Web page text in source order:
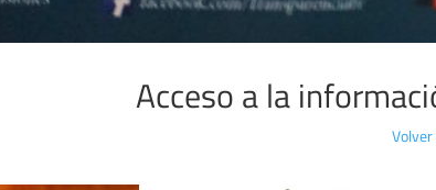
Acceso a la